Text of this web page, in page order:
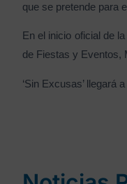
que se pretende para
En el inicio oficial de
de Fiestas y Eventos,
‘Sin Excusas’ llegará